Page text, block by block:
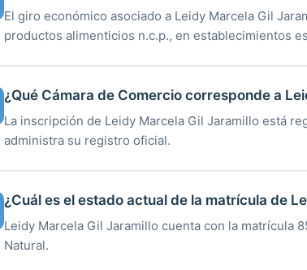
El giro económico asociado a Leidy Marcela Gil
productos alimenticios n.c.p., en establecimientos
¿Qué Cámara de Comercio corresponde a
La inscripción de Leidy Marcela Gil Jaramillo está
administra su registro oficial.
¿Cuál es el estado actual de la matrícula de
Leidy Marcela Gil Jaramillo cuenta con la matrícula
Natural.